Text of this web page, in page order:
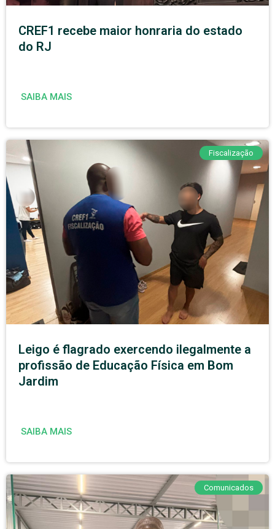
CREF1 recebe maior honraria do estado
do RJ
SAIBA MAIS
Fiscalização
Leigo é flagrado exercendo ilegalmente a
profissão de Educação Física em Bom
Jardim
SAIBA MAIS
Comunicados